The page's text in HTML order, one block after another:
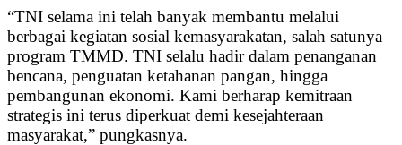
“TNI selama ini telah banyak membantu melalui
berbagai kegiatan sosial kemasyarakatan, salah satunya
program TMMD. TNI selalu hadir dalam penanganan
bencana, penguatan ketahanan pangan, hingga
pembangunan ekonomi. Kami berharap kemitraan
strategis ini terus diperkuat demi kesejahteraan
masyarakat,” pungkasnya.